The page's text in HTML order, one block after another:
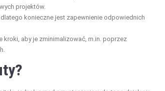
projektów.
konieczne jest zapewnienie odpowiednich
kroki, aby je zminimalizować, m.in. poprzez